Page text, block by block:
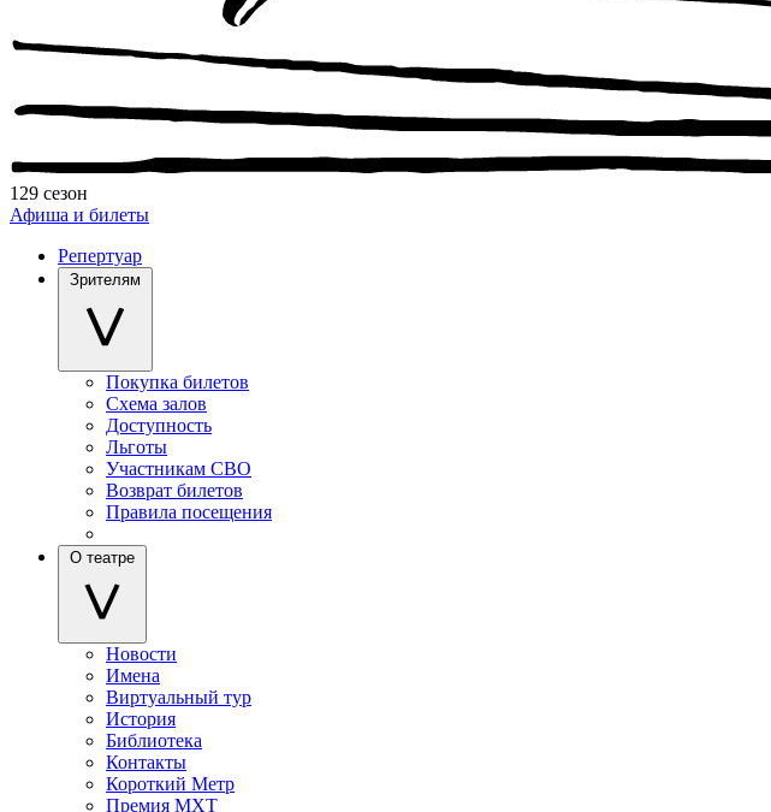
129 сезон
Афиша и билеты
Репертуар
Зрителям
Покупка билетов
Схема залов
Доступность
Льготы
Участникам СВО
Возврат билетов
Правила посещения
О театре
Новости
Имена
Виртуальный тур
История
Библиотека
Контакты
Короткий Метр
Премия МХТ